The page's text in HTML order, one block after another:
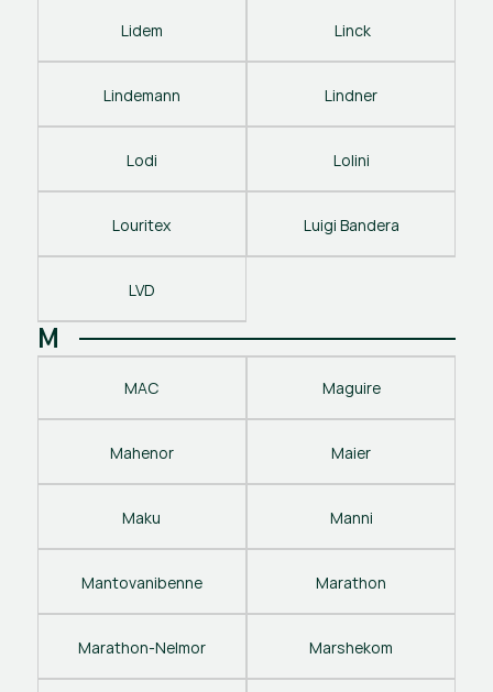
Lidem Linck
Lindemann Lindner
Lodi Lolini
Louritex Luigi Bandera
LVD
M
MAC Maguire
Mahenor Maier
Maku Manni
Mantovanibenne Marathon
Marathon-Nelmor Marshekom